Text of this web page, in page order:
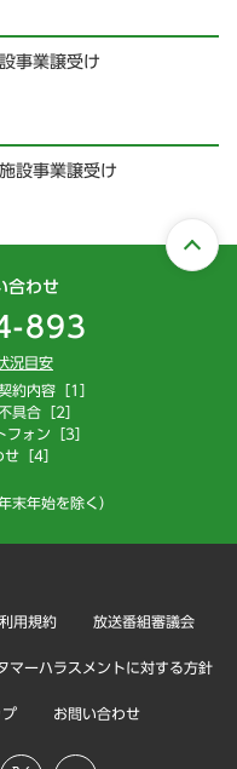
事業譲受け
設事業譲受け
合わせ
893
況目安
約内容［1］
具合［2］
ォン［3］
［4］
年始を除く）
用規約 放送番組審議会
マーハラスメントに対する方針
プ お問い合わせ